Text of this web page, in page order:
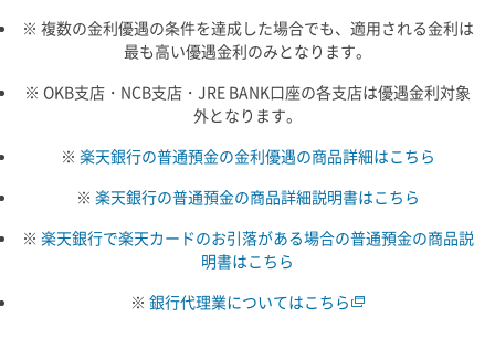
※ 複数の金利優遇の条件を達成した場合でも、適用される金利は
最も高い優遇金利のみとなります。
※ OKB支店・NCB支店・JRE BANK口座の各支店は優遇金利対象
外となります。
※ 楽天銀行の普通預金の金利優遇の商品詳細はこちら
※ 楽天銀行の普通預金の商品詳細説明書はこちら
※ 楽天銀行で楽天カードのお引落がある場合の普通預金の商品説
明書はこちら
※ 銀行代理業についてはこちら